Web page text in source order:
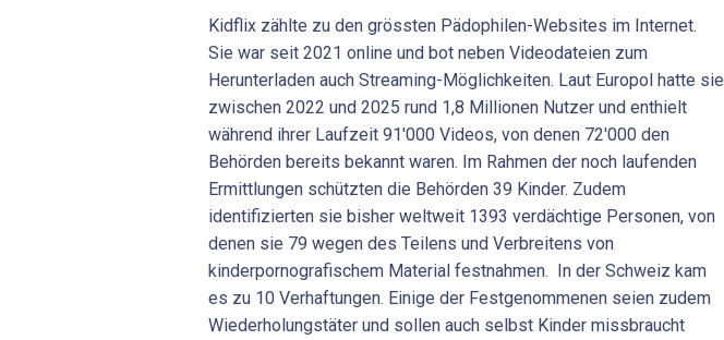
Kidflix zählte zu den grössten Pädophilen-Websites im Internet.
Sie war seit 2021 online und bot neben Videodateien zum
Herunterladen auch Streaming-Möglichkeiten. Laut Europol hatte sie
zwischen 2022 und 2025 rund 1,8 Millionen Nutzer und enthielt
während ihrer Laufzeit 91'000 Videos, von denen 72'000 den
Behörden bereits bekannt waren. Im Rahmen der noch laufenden
Ermittlungen schützten die Behörden 39 Kinder. Zudem
identifizierten sie bisher weltweit 1393 verdächtige Personen, von
denen sie 79 wegen des Teilens und Verbreitens von
kinderpornografischem Material festnahmen. In der Schweiz kam
es zu 10 Verhaftungen. Einige der Festgenommenen seien zudem
Wiederholungstäter und sollen auch selbst Kinder missbraucht